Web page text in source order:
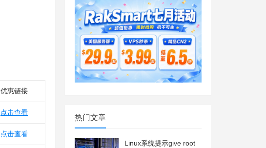
优惠链接
点击查看
点击查看
热门文章
Linux系统提示give root